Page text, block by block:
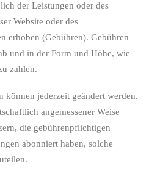
der Leistungen oder des
Website oder des
erhoben (Gebühren). Gebühren
und in der Form und Höhe, wie
zahlen.
können jederzeit geändert werden.
angemessener Weise
die gebührenpflichtigen
abonniert haben, solche